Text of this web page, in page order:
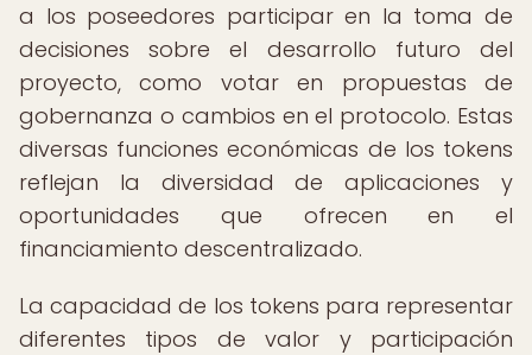
a los poseedores participar en la toma de
decisiones sobre el desarrollo futuro del
proyecto, como votar en propuestas de
gobernanza o cambios en el protocolo. Estas
diversas funciones económicas de los tokens
reflejan la diversidad de aplicaciones y
oportunidades que ofrecen en el
financiamiento descentralizado.
La capacidad de los tokens para representar
diferentes tipos de valor y participación